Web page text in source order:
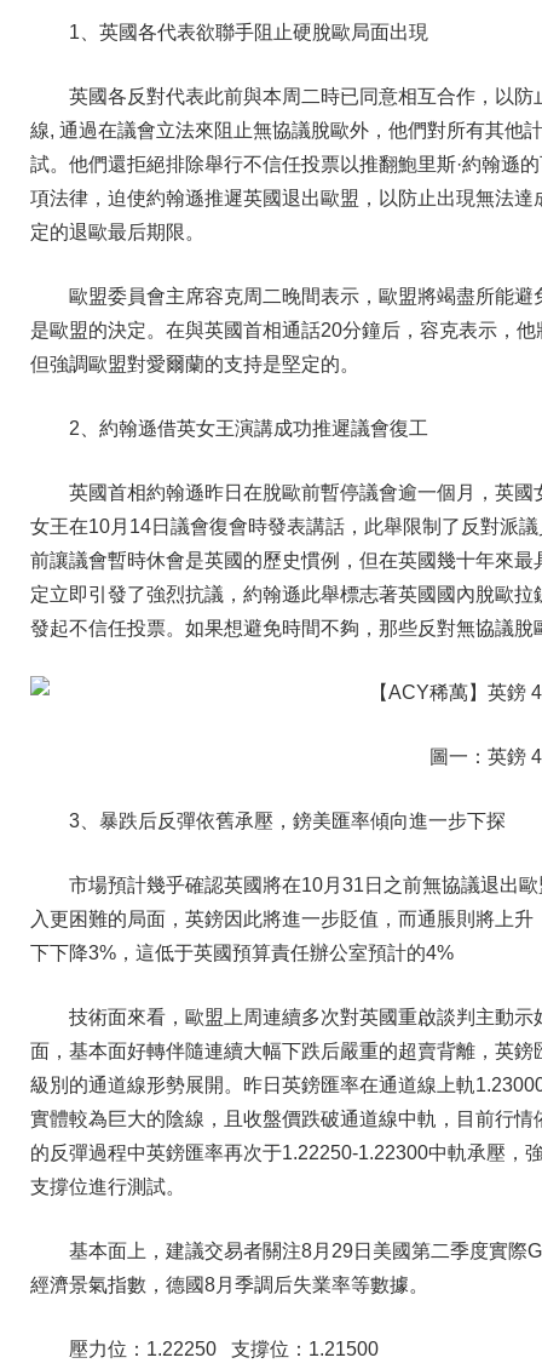
1、英國各代表欲聯手阻止硬脫歐局面出現
英國各反對代表此前與本周二時已同意相互合作，以
線, 通過在議會立法來阻止無協議脫歐外，他們對所有其他
試。他們還拒絕排除舉行不信任投票以推翻鮑里斯·約翰遜
項法律，迫使約翰遜推遲英國退出歐盟，以防止出現無法
定的退歐最后期限。
歐盟委員會主席容克周二晚間表示，歐盟將竭盡所能
是歐盟的決定。在與英國首相通話20分鐘后，容克表示，
但強調歐盟對愛爾蘭的支持是堅定的。
2、約翰遜借英女王演講成功推遲議會復工
英國首相約翰遜昨日在脫歐前暫停議會逾一個月，英
女王在10月14日議會復會時發表講話，此舉限制了反對派
前讓議會暫時休會是英國的歷史慣例，但在英國幾十年來
定立即引發了強烈抗議，約翰遜此舉標志著英國國內脫歐
發起不信任投票。如果想避免時間不夠，那些反對無協議
圖一：英鎊
3、暴跌后反彈依舊承壓，鎊美匯率傾向進一步下探
市場預計幾乎確認英國將在10月31日之前無協議退出
入更困難的局面，英鎊因此將進一步貶值，而通脹則將上
下下降3%，這低于英國預算責任辦公室預計的4%
技術面來看，歐盟上周連續多次對英國重啟談判主動
面，基本面好轉伴隨連續大幅下跌后嚴重的超賣背離，英
級別的通道線形勢展開。昨日英鎊匯率在通道線上軌
實體較為巨大的陰線，且收盤價跌破通道線中軌，目前行
的反彈過程中英鎊匯率再次于1.22250-1.22300中軌承壓，
支撐位進行測試。
基本面上，建議交易者關注8月29日美國第二季度實際
經濟景氣指數，德國8月季調后失業率等數據。
壓力位：1.22250 支撐位：1.21500